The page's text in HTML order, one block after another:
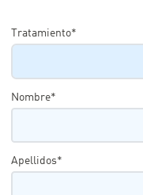
Tratamiento*
Nombre*
Apellidos*